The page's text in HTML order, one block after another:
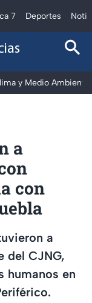
7 Deportes
y Medio Ambiente
a
con
a
del CJNG,
humanos en